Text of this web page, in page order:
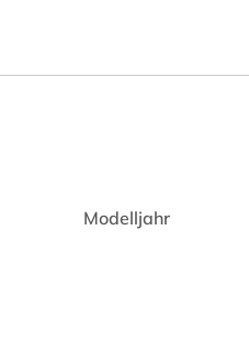
Modelljahr